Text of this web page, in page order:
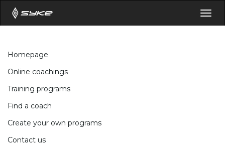
Homepage
Online coachings
Training programs
Find a coach
Create your own programs
Contact us